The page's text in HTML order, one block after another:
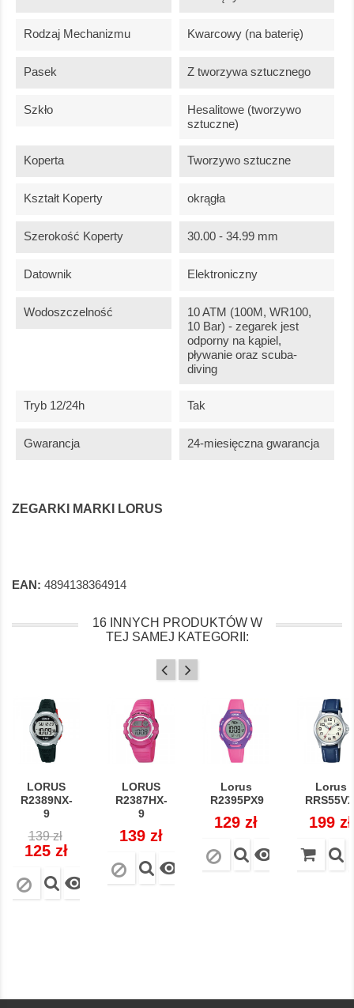
Rodzaj Mechanizmu Kwarcowy (na baterię)
Pasek Z tworzywa sztucznego
Szkło
Hesalitowe (tworzywo
sztuczne)
Koperta Tworzywo sztuczne
Kształt Koperty okrągła
Szerokość Koperty 30.00 - 34.99 mm
Datownik Elektroniczny
Wodoszczelność
10 ATM (100M, WR100,
10 Bar) - zegarek jest
odporny na kąpiel,
pływanie oraz scuba-
diving
Tryb 12/24h Tak
Gwarancja 24-miesięczna gwarancja
ZEGARKI MARKI LORUS
EAN: 4894138364914
16 INNYCH PRODUKTÓW W
TEJ SAMEJ KATEGORII:
LORUS
R2389NX-
9
Cena
regularna
139 zł
125 zł

LORUS
R2387HX-
9
Cena
139 zł

Lorus
R2395PX9
Cena
129 zł

Lorus
Cena
199 zł